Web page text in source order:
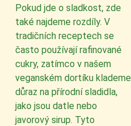
Pokud jde o sladkost, zde
také najdeme rozdíly. V
tradičních receptech se
často používají rafinované
cukry, zatímco v našem
veganském dortíku klademe
důraz na přírodní sladidla,
jako jsou datle nebo
javorový sirup. Tyto